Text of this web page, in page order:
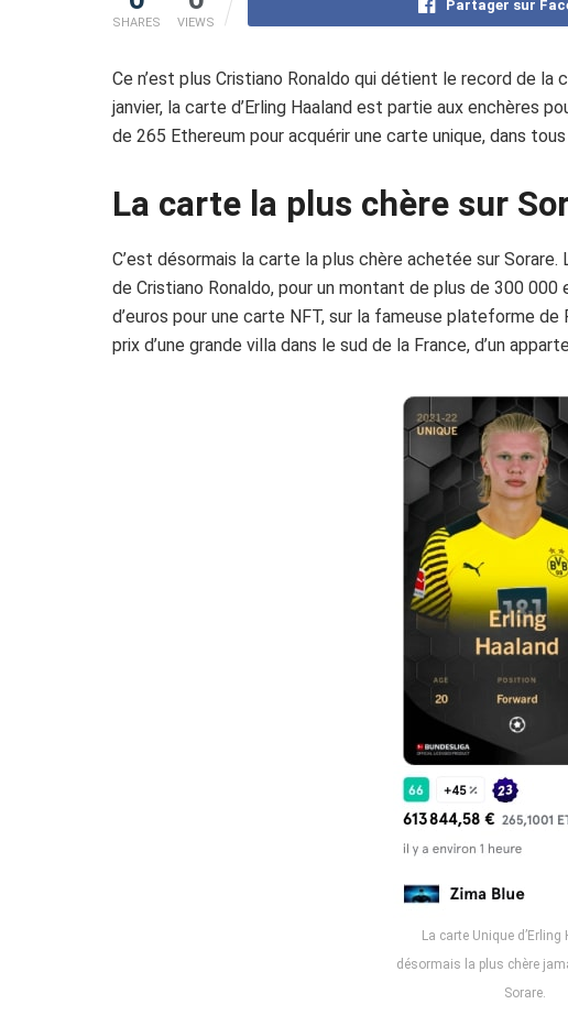
SHARES VIEWS
Partager sur
Ce n’est plus Cristiano Ronaldo qui détient le record de la
janvier, la carte d’Erling Haaland est partie aux enchères
de 265 Ethereum pour acquérir une carte unique, dans
La carte la plus chère sur
C’est désormais la carte la plus chère achetée sur
de Cristiano Ronaldo, pour un montant de plus de 300
d’euros pour une carte NFT, sur la fameuse plateforme
prix d’une grande villa dans le sud de la France, d’un
La carte Unique d’Erling
désormais la plus chère
Sorare.